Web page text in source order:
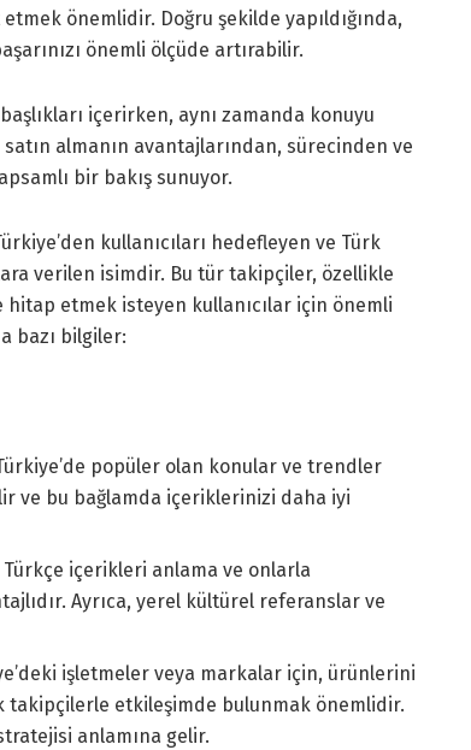
önemlidir. Doğru şekilde yapıldığında,
önemli ölçüde artırabilir.
içerirken, aynı zamanda konuyu
almanın avantajlarından, sürecinden ve
bir bakış sunuyor.
kullanıcıları hedefleyen ve Türk
verilen isimdir. Bu tür takipçiler, özellikle
etmek isteyen kullanıcılar için önemli
bazı bilgiler:
popüler olan konular ve trendler
ve bu bağlamda içeriklerinizi daha iyi
içerikleri anlama ve onlarla
Ayrıca, yerel kültürel referanslar ve
işletmeler veya markalar için, ürünlerini
takipçilerle etkileşimde bulunmak önemlidir.
anlamına gelir.